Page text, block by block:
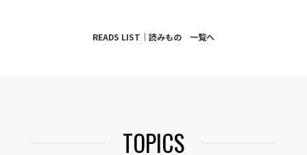
READS LIST｜読みもの 一覧へ
TOPICS